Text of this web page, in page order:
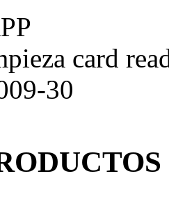
card
30